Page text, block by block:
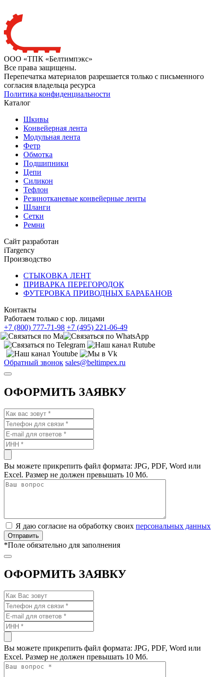
ООО «ТПК «Белтимпэкс»
Все права защищены.
Перепечатка материалов разрешается только с письменного
согласия владельца ресурса
Политика конфиденциальности
Каталог
Шкивы
Конвейерная лента
Модульная лента
Фетр
Обмотка
Подшипники
Цепи
Силикон
Тефлон
Резинотканевые конвейерные ленты
Шланги
Сетки
Ремни
Сайт разработан
iTargency
Производство
СТЫКОВКА ЛЕНТ
ПРИВАРКА ПЕРЕГОРОДОК
ФУТЕРОВКА ПРИВОДНЫХ БАРАБАНОВ
Контакты
Работаем только с юр. лицами
+7 (800) 777-71-98 +7 (495) 221-06-49
Обратный звонок sales@beltimpex.ru
ОФОРМИТЬ ЗАЯВКУ
Вы можете прикрепить файл формата: JPG, PDF, Word или
Excel. Размер не должен превышать 10 Мб.
Я даю согласие на обработку своих персональных данных
*Поле обязательно для заполнения
ОФОРМИТЬ ЗАЯВКУ
Вы можете прикрепить файл формата: JPG, PDF, Word или
Excel. Размер не должен превышать 10 Мб.